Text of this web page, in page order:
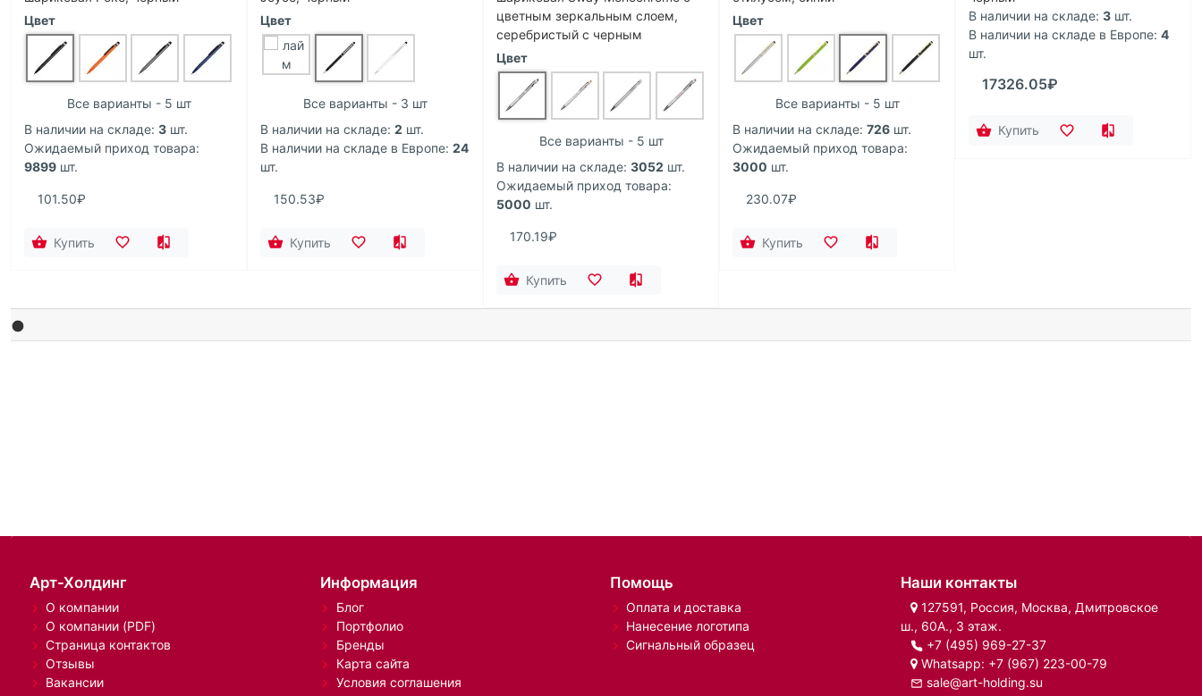
Цвет
Все варианты - 5 шт
В наличии на складе: 3 шт.
Ожидаемый приход товара:
9899 шт.
101.50₽
Купить
Цвет
Все варианты - 3 шт
В наличии на складе: 2 шт.
В наличии на складе в Европе: 24
шт.
150.53₽
Купить
цветным зеркальным слоем,
серебристый с черным
Цвет
Все варианты - 5 шт
В наличии на складе: 3052 шт.
Ожидаемый приход товара:
5000 шт.
170.19₽
Купить
Цвет
Все варианты - 5 шт
В наличии на складе: 726 шт.
Ожидаемый приход товара:
3000 шт.
230.07₽
Купить
В наличии на складе: 3 шт.
В наличии на складе в Европе: 4
шт.
17326.05₽
Купить
Арт-Холдинг
О компании
О компании (PDF)
Страница контактов
Отзывы
Вакансии
Информация
Блог
Портфолио
Бренды
Карта сайта
Условия соглашения
Помощь
Оплата и доставка
Нанесение логотипа
Сигнальный образец
Наши контакты
127591, Россия, Москва, Дмитровское
ш., 60А., 3 этаж.
+7 (495) 969-27-37
Whatsapp: +7 (967) 223-00-79
sale@art-holding.su